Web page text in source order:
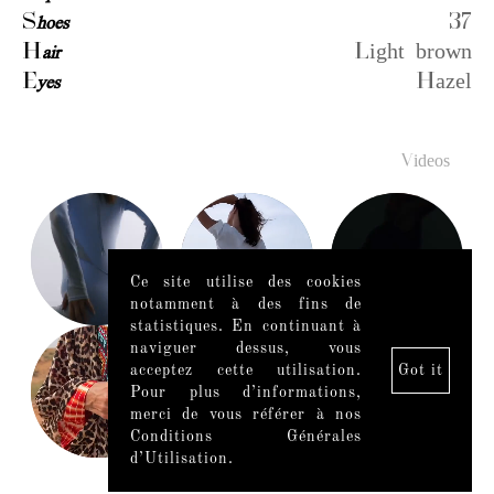
Shoes
37
Hair
Light brown
Eyes Hazel
Videos
Ce site utilise des cookies
notamment à des fins de
statistiques. En continuant à
naviguer dessus, vous
acceptez cette utilisation.
Pour plus d’informations,
merci de vous référer à nos
Conditions Générales
d’Utilisation.
Got it